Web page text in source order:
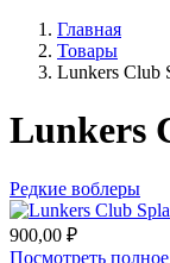
Главная
Товары
Lunkers Club
Lunkers
Редкие воблеры
900,00 ₽
Посмотреть